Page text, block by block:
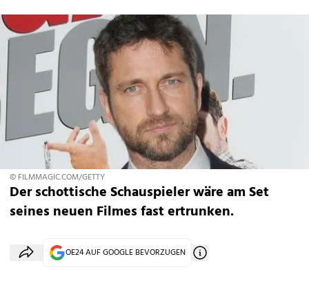
© FILMMAGIC.COM/GETTY
Der schottische Schauspieler wäre am Set
seines neuen Filmes fast ertrunken.
OE24 AUF GOOGLE BEVORZUGEN